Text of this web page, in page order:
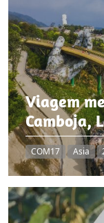
Viagem
Camboja,
COM17 Asia